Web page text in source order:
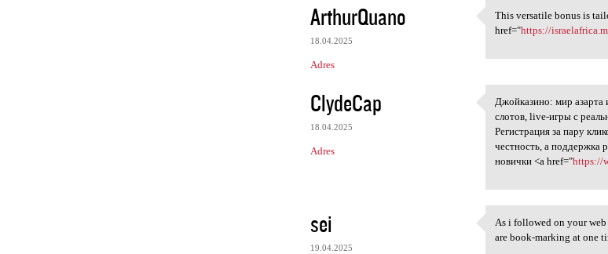
ArthurQuano
18.04.2025
Adres
This versatile bonus
This versatile bonus is
href="https://
ClydeCap
18.04.2025
Adres
Джойказино:
Джойказино: мир
слотов, live-игры с
Регистрация за пару
честность, а поддержка
новички <a href="https://
sei
19.04.2025
As i followed on
As i followed on your
are book-marking at one